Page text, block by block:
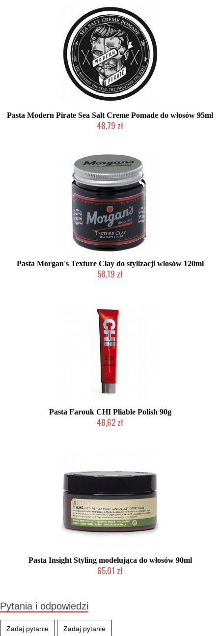
Pasta Modern Pirate Sea Salt Creme Pomade do włosów 95ml
48,79 zł
Pasta Morgan's Texture Clay do stylizacji włosów 120ml
58,19 zł
Pasta Farouk CHI Pliable Polish 90g
48,62 zł
Pasta Insight Styling modelująca do włosów 90ml
65,01 zł
Pytania i odpowiedzi
Zadaj pytanie Zadaj pytanie